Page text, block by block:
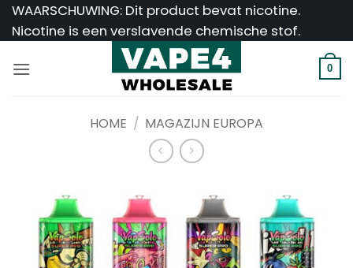
Ga
naar
WAARSCHUWING: Dit product bevat nicotine.
Nicotine is een verslavende chemische stof.
0
HOME / MAGAZIJN EUROPA